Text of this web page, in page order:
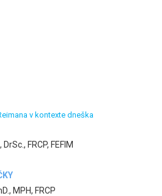
v kontexte dneška
FRCP, FEFIM
MPH, FRCP